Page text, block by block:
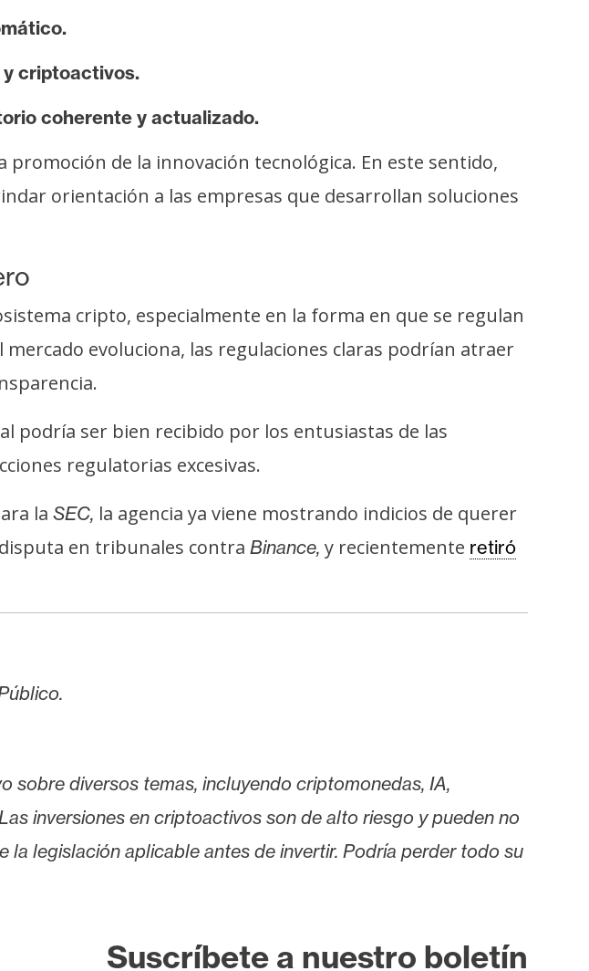
y criptoactivos.
coherente y actualizado.
de la innovación tecnológica. En este sentido,
orientación a las empresas que desarrollan soluciones
cripto, especialmente en la forma en que se regulan
evoluciona, las regulaciones claras podrían atraer
podría ser bien recibido por los entusiastas de las
regulatorias excesivas.
la SEC, la agencia ya viene mostrando indicios de querer
en tribunales contra Binance, y recientemente retiró
diversos temas, incluyendo criptomonedas, IA,
inversiones en criptoactivos son de alto riesgo y pueden no
legislación aplicable antes de invertir. Podría perder todo su
Suscríbete a nuestro boletín